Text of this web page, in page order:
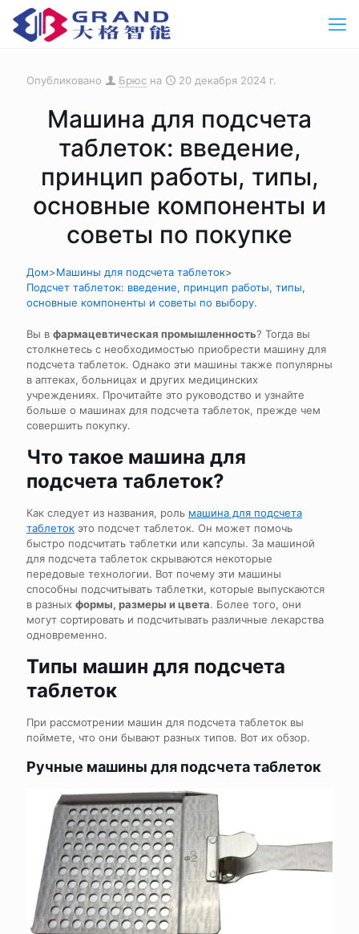
Опубликовано Брюс на 20 декабря 2024 г.
Машина для подсчета
таблеток: введение,
принцип работы, типы,
основные компоненты и
советы по покупке
Дом>Машины для подсчета таблеток>
Подсчет таблеток: введение, принцип работы, типы,
основные компоненты и советы по выбору.
Вы в фармацевтическая промышленность? Тогда вы
столкнетесь с необходимостью приобрести машину для
подсчета таблеток. Однако эти машины также популярны
в аптеках, больницах и других медицинских
учреждениях. Прочитайте это руководство и узнайте
больше о машинах для подсчета таблеток, прежде чем
совершить покупку.
Что такое машина для
подсчета таблеток?
Как следует из названия, роль машина для подсчета
таблеток это подсчет таблеток. Он может помочь
быстро подсчитать таблетки или капсулы. За машиной
для подсчета таблеток скрываются некоторые
передовые технологии. Вот почему эти машины
способны подсчитывать таблетки, которые выпускаются
в разных формы, размеры и цвета. Более того, они
могут сортировать и подсчитывать различные лекарства
одновременно.
Типы машин для подсчета
таблеток
При рассмотрении машин для подсчета таблеток вы
поймете, что они бывают разных типов. Вот их обзор.
Ручные машины для подсчета таблеток